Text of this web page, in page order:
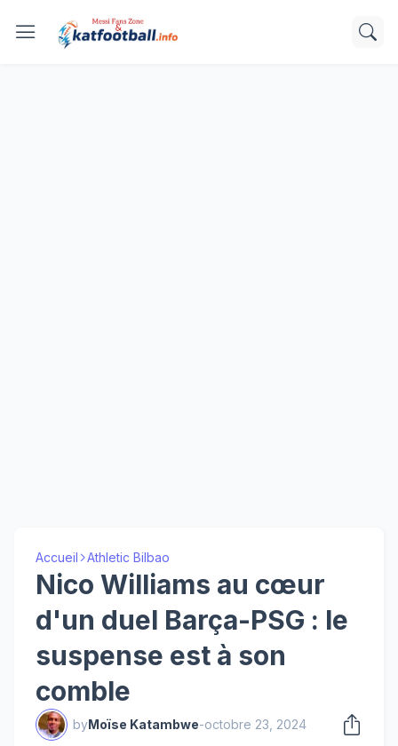
Accueil Athletic Bilbao
Nico Williams au cœur
d'un duel Barça-PSG : le
suspense est à son
comble
byMoïse Katambwe-octobre 23, 2024